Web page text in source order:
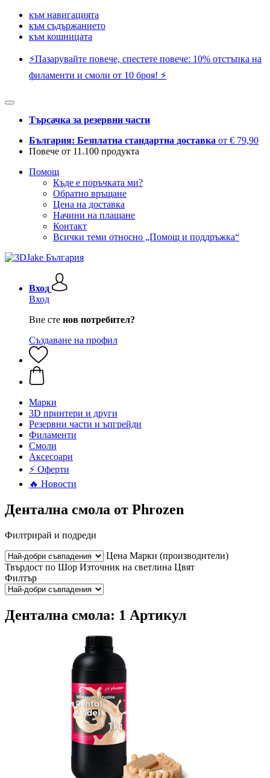
към навигацията
към съдържанието
към кошницата
⚡️Пазарувайте повече, спестете повече: 10% отстъпка на
филаменти и смоли от 10 броя! ⚡️
Търсачка за резервни части
България: Безплатна стандартна доставка от € 79,90
Повече от 11.100 продукта
Помощ
Къде е поръчката ми?
Обратно връщане
Цена на доставка
Начини на плащане
Контакт
Всички теми относно „Помощ и поддръжка“
Вход
Вход
Вие сте нов потребител?
Създаване на профил
Mарки
3D принтери и други
Резервни части и ъпгрейди
Филаменти
Смоли
Аксесоари
⚡ Оферти
🔥 Новости
Дентална смола от Phrozen
Филтрирай и подреди
Цена Марки (производители)
Твърдост по Шор Източник на светлина Цвят
Филтър
Дентална смола: 1 Артикул